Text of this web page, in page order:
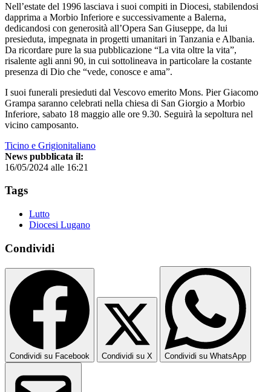
Nell’estate del 1996 lasciava i suoi compiti in Diocesi, stabilendosi
dapprima a Morbio Inferiore e successivamente a Balerna,
dedicandosi con generosità all’Opera San Giuseppe, da lui
presieduta, impegnata in progetti umanitari in Tanzania e Albania.
Da ricordare pure la sua pubblicazione “La vita oltre la vita”,
risalente agli anni 90, in cui sottolineava in particolare la costante
presenza di Dio che “vede, conosce e ama”.
I suoi funerali presieduti dal Vescovo emerito Mons. Pier Giacomo
Grampa saranno celebrati nella chiesa di San Giorgio a Morbio
Inferiore, sabato 18 maggio alle ore 9.30. Seguirà la sepoltura nel
vicino camposanto.
Ticino e Grigionitaliano
News pubblicata il:
16/05/2024 alle 16:21
Tags
Lutto
Diocesi Lugano
Condividi
Condividi su Facebook Condividi su X Condividi su WhatsApp